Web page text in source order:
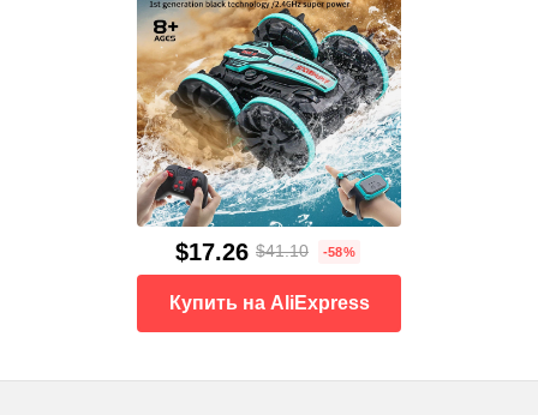
$17.26 $41.10 -58%
Купить на AliExpress